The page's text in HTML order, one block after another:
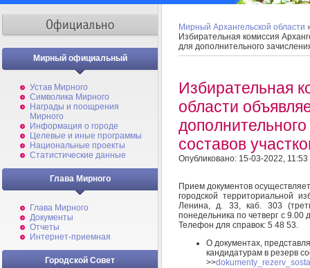
Мирный официальный
Устав Мирного
Символика Мирного
Награды и поощрения
Мирного
Информация о городе
Целевые и иные программы
Национальные проекты
Статистические данные
Глава Мирного
Глава Мирного
Документы
Отчеты
Интернет-приемная
Городской Совет
Мирный Архангельской области
Избирательная комиссия
для дополнительного
Избирательная
области
составов
Опубликовано: 15-03-2022, 11:53
Прием документов
городской территориальной
Ленина, д. 33, каб. 303
понедельника по четверг с 9.00
Телефон для справок: 5 48 53.
О документах,
кандидатурам в резерв
>>